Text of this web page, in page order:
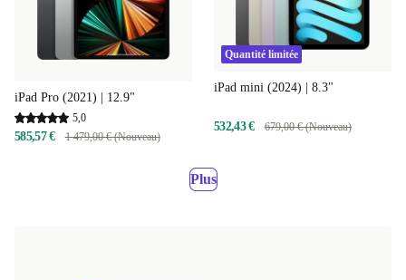
iPad Pro (2021) | 12.9"
5,0
585,57 € 1 479,00 € (Nouveau)
Quantité limitée
iPad mini (2024) | 8.3"
532,43 € 679,00 € (Nouveau)
Plus